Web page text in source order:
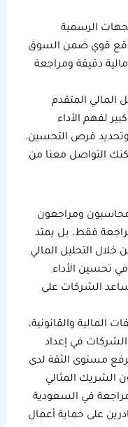
الرسمية
قوي ضمن السوق
دقيقة ومراجعة
المالي المتقدم
لفهم الأداء
وتحديد فرص التحسين.
التواصل معنا من
ومراجعون
فقط، بل يمتد
خلال التحليل المالي
في تحسين الأداء
الشركات على
المالية والقانونية،
الشركات في إعداد
مستوى الثقة لدى
الشريك المثالي
في السعودية
على حماية أعمال